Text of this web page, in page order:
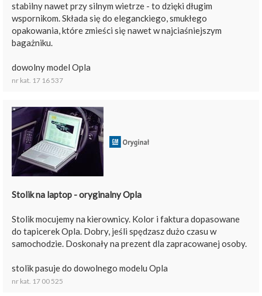
stabilny nawet przy silnym wietrze - to dzięki długim
wspornikom. Składa się do eleganckiego, smukłego
opakowania, które zmieści się nawet w najciaśniejszym
bagażniku.
dowolny model Opla
nr kat. 17 16 537
Stolik na laptop - oryginalny Opla
Stolik mocujemy na kierownicy. Kolor i faktura dopasowane
do tapicerek Opla. Dobry, jeśli spędzasz dużo czasu w
samochodzie. Doskonały na prezent dla zapracowanej osoby.
stolik pasuje do dowolnego modelu Opla
nr kat. 17 00 525